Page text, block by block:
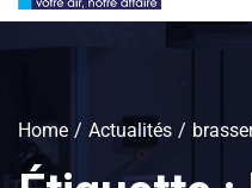
Home Actualités